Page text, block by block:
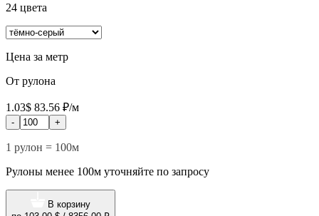
24 цвета
Цена за метр
От рулона
1.03$ 83.56 ₽/м
- +
1 рулон = 100м
Рулоны менее 100м уточняйте по запросу
В корзину